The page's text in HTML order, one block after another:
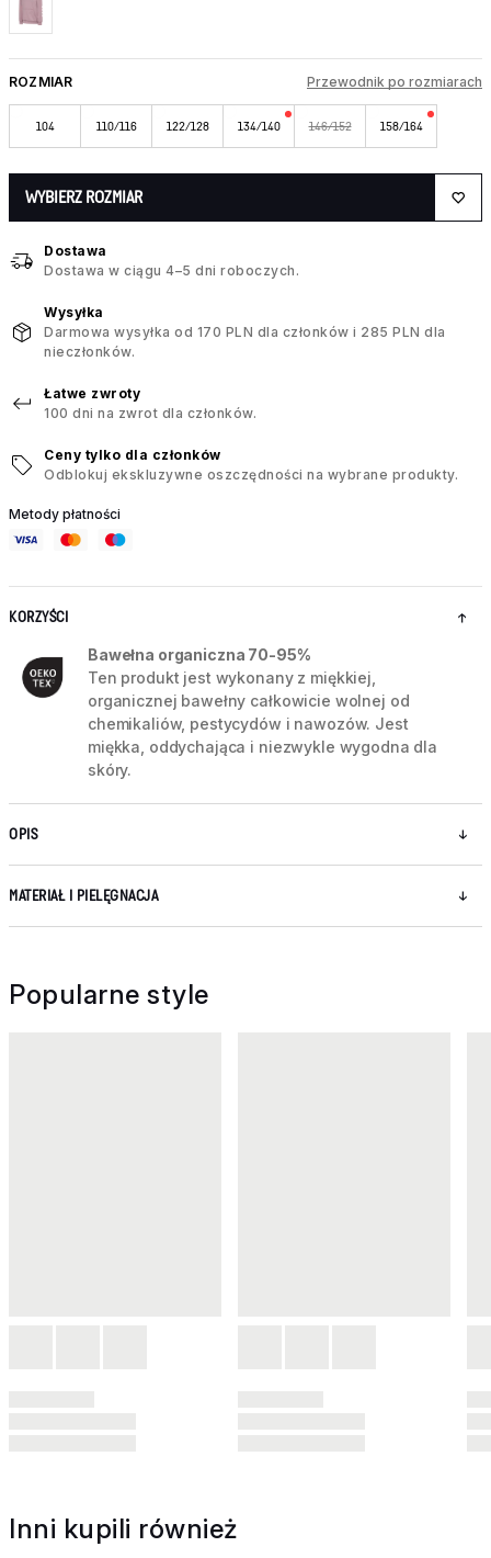
ROZMIAR Przewodnik po rozmiarach
104 110/116 122/128 134/140 146/152 158/164
WYBIERZ ROZMIAR
Dostawa
Dostawa w ciągu 4–5 dni roboczych.
Wysyłka
Darmowa wysyłka od 170 PLN dla członków i 285 PLN dla
nieczłonków.
Łatwe zwroty
100 dni na zwrot dla członków.
Ceny tylko dla członków
Odblokuj ekskluzywne oszczędności na wybrane produkty.
Metody płatności
KORZYŚCI
Bawełna organiczna 70-95%
Ten produkt jest wykonany z miękkiej,
organicznej bawełny całkowicie wolnej od
chemikaliów, pestycydów i nawozów. Jest
miękka, oddychająca i niezwykle wygodna dla
skóry.
OPIS
MATERIAŁ I PIELĘGNACJA
Popularne style
Inni kupili również